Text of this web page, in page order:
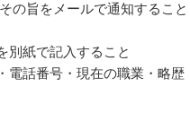
の旨をメールで通知すること
別紙で記入すること
電話番号・現在の職業・略歴